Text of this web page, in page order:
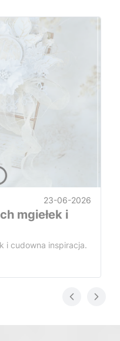
23-06-2026
mgiełek i
i cudowna inspiracja.